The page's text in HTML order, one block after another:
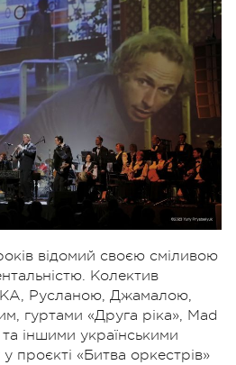
відомий своєю сміливою
Колектив
Русланою, Джамалою,
гуртами «Друга ріка», Mad
іншими українськими
проєкті «Битва оркестрів»